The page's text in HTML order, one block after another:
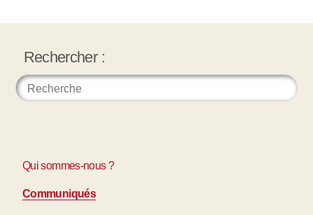
Rechercher :
Qui sommes-nous ?
Communiqués